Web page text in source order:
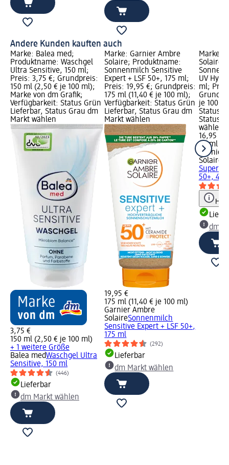
Andere Kunden kauften auch
Marke: Balea med;
Produktname: Waschgel
Ultra Sensitive, 150 ml;
Preis: 3,75 €; Grundpreis:
150 ml (2,50 € je 100 ml);
Marke von dm Grafik;
Verfügbarkeit: Status Grün
Lieferbar, Status Grau dm
Markt wählen
3,75 €
150 ml (2,50 € je 100 ml)
+ 1 weitere Größe
Balea medWaschgel Ultra
Sensitive, 150 ml
(446)
Lieferbar
dm Markt wählen
Marke: Garnier Ambre
Solaire; Produktname:
Sonnenmilch Sensitive
Expert + LSF 50+, 175 ml;
Preis: 19,95 €; Grundpreis:
175 ml (11,40 € je 100 ml);
Verfügbarkeit: Status Grün
Lieferbar, Status Grau dm
Markt wählen
19,95 €
175 ml (11,40 € je 100 ml)
Garnier Ambre
SolaireSonnenmilch
Sensitive Expert + LSF 50+,
175 ml
(292)
Lieferbar
dm Markt wählen
Marke:
Solaire;
UV
ml;
je 100
Status
Status
wählen
16,95 €
40 ml
Garnier
Solaire
Super
50+, 40
dm